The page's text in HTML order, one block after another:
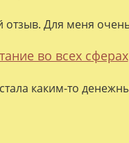
Для меня
во всех сферах
каким-то